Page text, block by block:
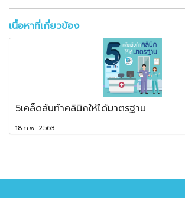
เนื้อหาที่เกี่ยวข้อง
5เคล็ดลับทำคลินิกให้ได้มาตรฐาน
18 ก.พ. 2563